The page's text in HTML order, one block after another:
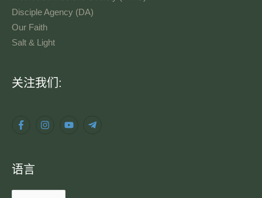
Disciple Agency (DA)
Our Faith
Salt & Light
关注我们:
语言
语